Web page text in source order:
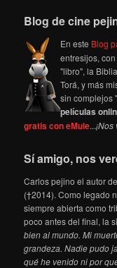
Blog de cine
En este Blog
entresijos,
"libro", la
Torá, y más
sin complejos
películas
gratis con eMule...
Sí amigo, nos
Carlos pejino el autor
(†2014). Como legado
siempre abierta como
poco antes del final, la
bien al mundo. Mi
grandeza. Nadie pudo
qué he venido ni por